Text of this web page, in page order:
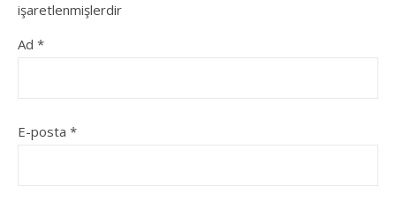
işaretlenmişlerdir
Ad *
E-posta *